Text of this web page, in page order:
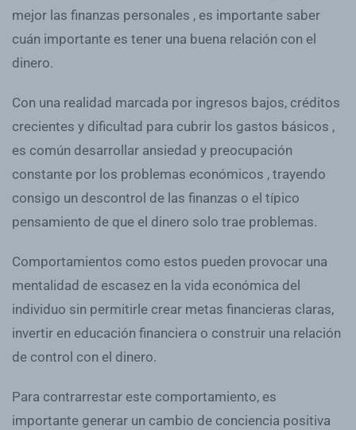
mejor las finanzas personales , es importante saber
cuán importante es tener una buena relación con el
dinero.
Con una realidad marcada por ingresos bajos, créditos
crecientes y dificultad para cubrir los gastos básicos ,
es común desarrollar ansiedad y preocupación
constante por los problemas económicos , trayendo
consigo un descontrol de las finanzas o el típico
pensamiento de que el dinero solo trae problemas.
Comportamientos como estos pueden provocar una
mentalidad de escasez en la vida económica del
individuo sin permitirle crear metas financieras claras,
invertir en educación financiera o construir una relación
de control con el dinero.
Para contrarrestar este comportamiento, es
importante generar un cambio de conciencia positiva